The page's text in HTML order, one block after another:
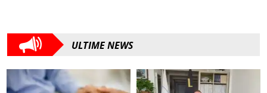
ULTIME NEWS